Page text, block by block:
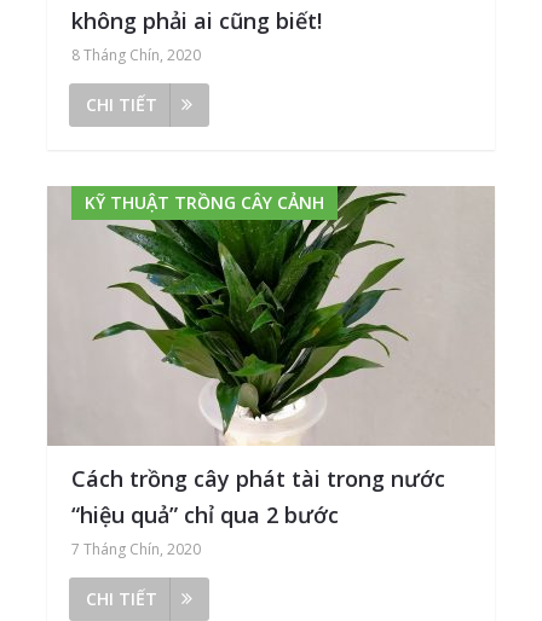
không phải ai cũng biết!
8 Tháng Chín, 2020
CHI TIẾT
KỸ THUẬT TRỒNG CÂY CẢNH
Cách trồng cây phát tài trong nước
“hiệu quả” chỉ qua 2 bước
7 Tháng Chín, 2020
CHI TIẾT